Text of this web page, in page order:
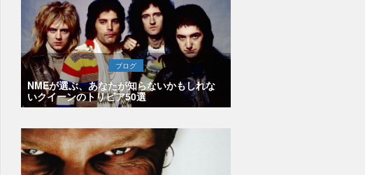
ブログ
NMEが選ぶ、あなたが知らないかもしれな
いクイーンのトリビア50選